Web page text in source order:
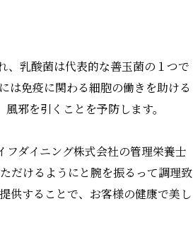
、乳酸菌は代表的な善玉菌の１つで
は免疫に関わる細胞の働きを助ける
邪を引くことを予防します。
ダイニング株式会社の管理栄養士
だけるようにと腕を振るって調理致
供することで、お客様の健康で美し